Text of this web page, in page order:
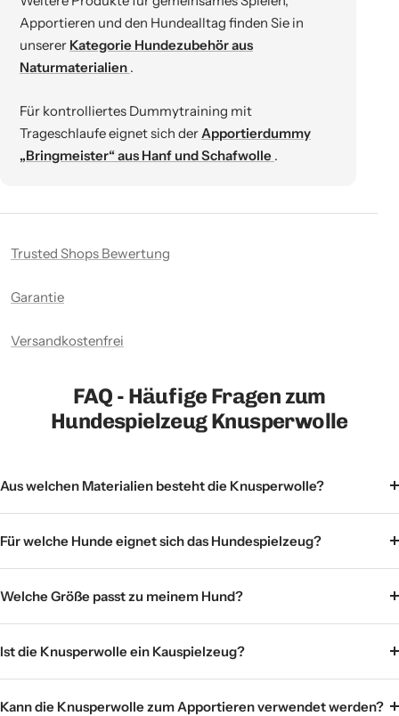
Apportieren und den Hundealltag finden Sie in
unserer Kategorie Hundezubehör aus
Naturmaterialien .
Für kontrolliertes Dummytraining mit
Trageschlaufe eignet sich der Apportierdummy
„Bringmeister“ aus Hanf und Schafwolle .
Trusted Shops Bewertung
Garantie
Versandkostenfrei
FAQ - Häufige Fragen zum
Hundespielzeug Knusperwolle
Aus welchen Materialien besteht die Knusperwolle?
Für welche Hunde eignet sich das Hundespielzeug?
Welche Größe passt zu meinem Hund?
Ist die Knusperwolle ein Kauspielzeug?
Kann die Knusperwolle zum Apportieren verwendet werden?